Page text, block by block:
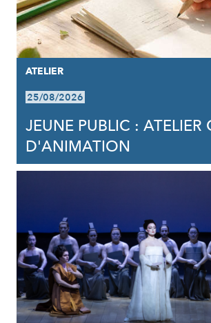
ATELIER
25/08/2026
JEUNE PUBLIC : ATELIER
D'ANIMATION